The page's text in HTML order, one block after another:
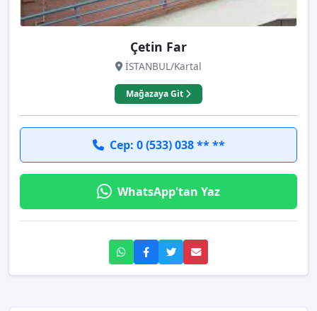
Çetin Far
İSTANBUL/Kartal
Mağazaya Git
Cep: 0 (533) 038 ** **
WhatsApp'tan Yaz